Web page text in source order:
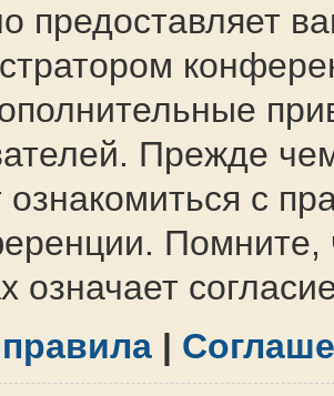
предоставляет
Прежде
ознакомиться с
Помните,
означает
|